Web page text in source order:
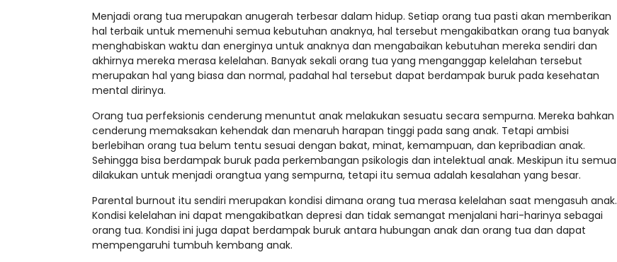
Menjadi orang tua merupakan anugerah terbesar dalam hidup. Setiap orang tua pasti akan memberikan
hal terbaik untuk memenuhi semua kebutuhan anaknya, hal tersebut mengakibatkan orang tua banyak
menghabiskan waktu dan energinya untuk anaknya dan mengabaikan kebutuhan mereka sendiri dan
akhirnya mereka merasa kelelahan. Banyak sekali orang tua yang menganggap kelelahan tersebut
merupakan hal yang biasa dan normal, padahal hal tersebut dapat berdampak buruk pada kesehatan
mental dirinya.
Orang tua perfeksionis cenderung menuntut anak melakukan sesuatu secara sempurna. Mereka bahkan
cenderung memaksakan kehendak dan menaruh harapan tinggi pada sang anak. Tetapi ambisi
berlebihan orang tua belum tentu sesuai dengan bakat, minat, kemampuan, dan kepribadian anak.
Sehingga bisa berdampak buruk pada perkembangan psikologis dan intelektual anak. Meskipun itu semua
dilakukan untuk menjadi orangtua yang sempurna, tetapi itu semua adalah kesalahan yang besar.
Parental burnout itu sendiri merupakan kondisi dimana orang tua merasa kelelahan saat mengasuh anak.
Kondisi kelelahan ini dapat mengakibatkan depresi dan tidak semangat menjalani hari-harinya sebagai
orang tua. Kondisi ini juga dapat berdampak buruk antara hubungan anak dan orang tua dan dapat
mempengaruhi tumbuh kembang anak.